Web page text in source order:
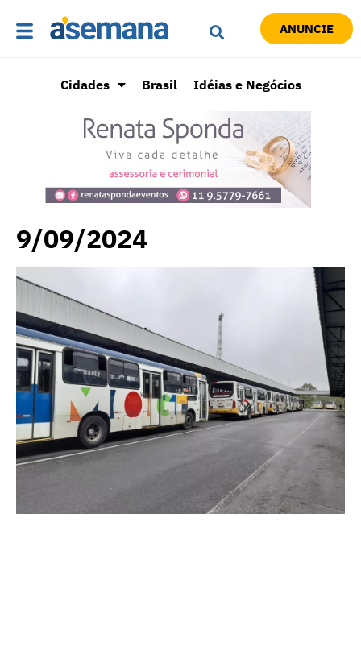
ANUNCIE
Cidades Brasil Idéias e Negócios
9/09/2024